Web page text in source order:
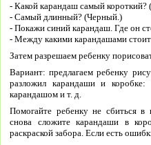
- Какой карандаш самый короткий?
- Самый длинный? (Черный.)
- Покажи синий карандаш. Где он
- Между какими карандашами
Затем разрешаем ребенку
Вариант: предлагаем ребенку
разложил карандаши и
карандашом и т. д.
Помогайте ребенку не сбиться
снова сложите карандаши в
раскраской забора. Если есть